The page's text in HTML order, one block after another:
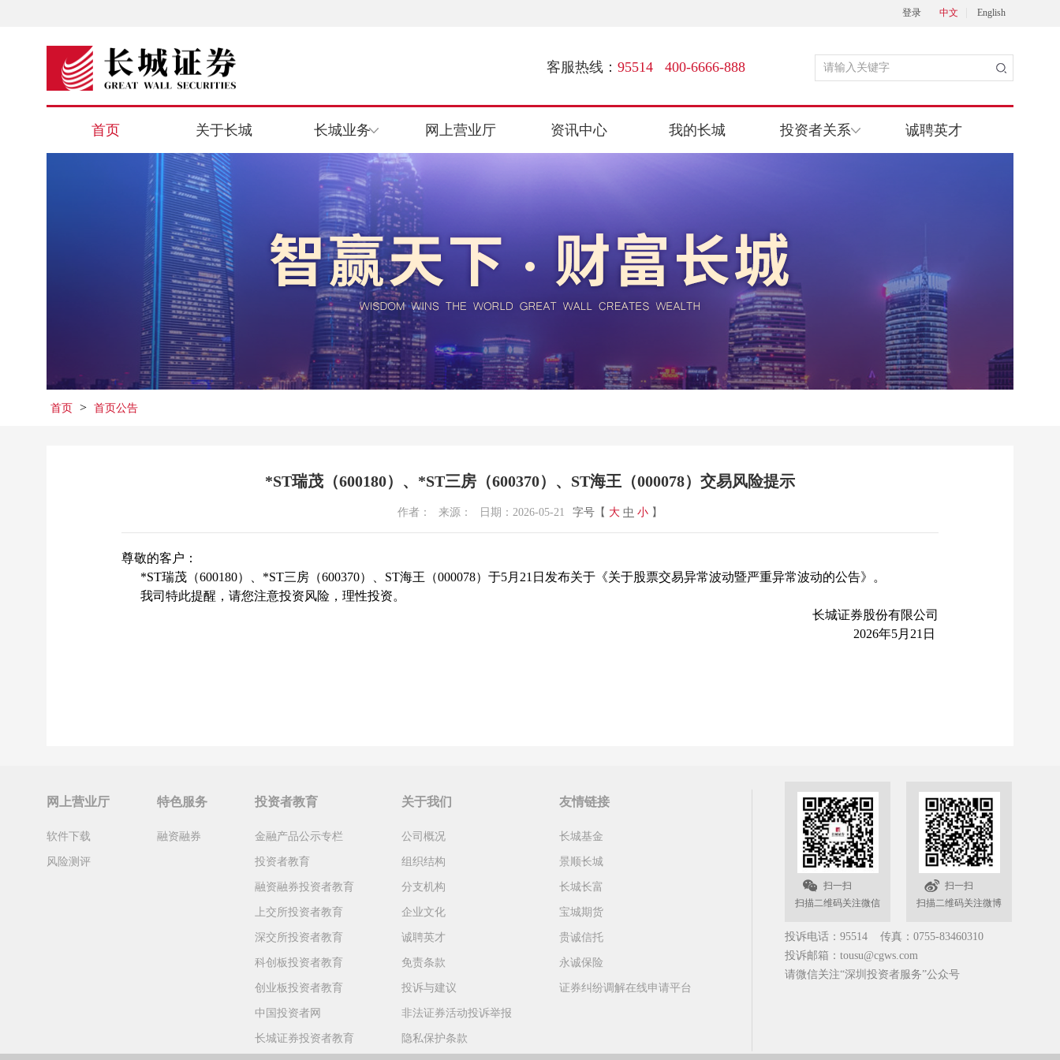
登录 中文 English
客服热线： 95514 400-6666-888
首页 关于长城 长城业务 网上营业厅 资讯中心 我的长城 投资者关系 诚聘英才
首页 > 首页公告
*ST瑞茂（600180）、*ST三房（600370）、ST海王（000078）交易风险提示
作者： 来源： 日期： 2026-05-21 字号【 大 中 小 】
尊敬的客户：
*ST瑞茂（600180）、*ST三房（600370）、ST海王（000078）于5月21日发布关于《关于股票交易异常波动暨严重异常波动的公告》。
我司特此提醒，请您注意投资风险，理性投资。
长城证券股份有限公司
2026年5月21日
网上营业厅
软件下载
风险测评
特色服务
融资融券
投资者教育
金融产品公示专栏
投资者教育
融资融券投资者教育
上交所投资者教育
深交所投资者教育
科创板投资者教育
创业板投资者教育
中国投资者网
长城证券投资者教育
关于我们
公司概况
组织结构
分支机构
企业文化
诚聘英才
免责条款
投诉与建议
非法证券活动投诉举报
隐私保护条款
友情链接
长城基金
景顺长城
长城长富
宝城期货
贵诚信托
永诚保险
证券纠纷调解在线申请平台
扫一扫
扫描二维码关注微信
扫一扫
扫描二维码关注微博
投诉电话：95514 传真：0755-83460310
投诉邮箱：tousu@cgws.com
请微信关注“深圳投资者服务”公众号